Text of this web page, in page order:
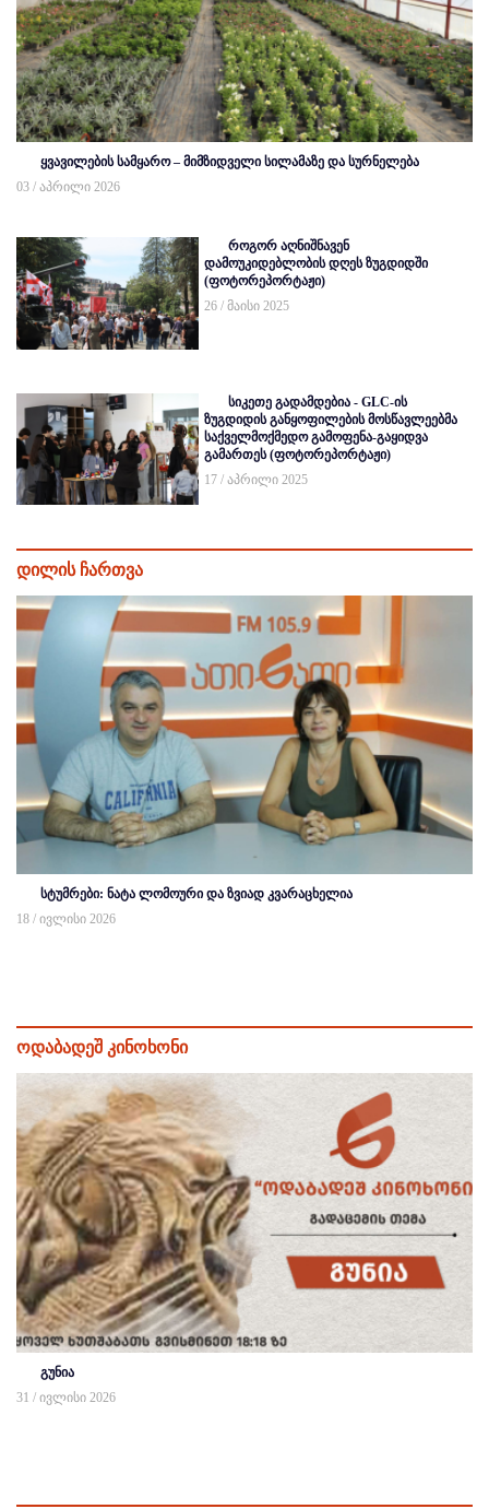
ყვავილების სამყარო – მიმზიდველი სილამაზე და სურნელება
03 / აპრილი 2026
როგორ აღნიშნავენ
დამოუკიდებლობის დღეს ზუგდიდში
(ფოტორეპორტაჟი)
26 / მაისი 2025
სიკეთე გადამდებია - GLC-ის
ზუგდიდის განყოფილების მოსწავლეებმა
საქველმოქმედო გამოფენა-გაყიდვა
გამართეს (ფოტორეპორტაჟი)
17 / აპრილი 2025
დილის ჩართვა
სტუმრები: ნატა ლომოური და ზვიად კვარაცხელია
18 / ივლისი 2026
ოდაბადეშ კინოხონი
გუნია
31 / ივლისი 2026